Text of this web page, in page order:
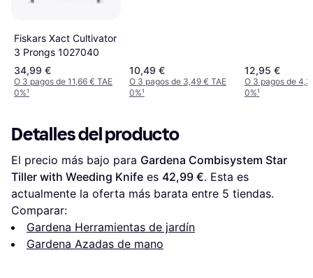
Fiskars Xact Cultivator
3 Prongs 1027040
34,99 €
O 3 pagos de 11,66 € TAE
0%¹
10,49 €
O 3 pagos de 3,49 € TAE
0%¹
12,95 €
O 3 pagos de
0%¹
Detalles del producto
El precio más bajo para Gardena Combisystem Star
Tiller with Weeding Knife es 42,99 €. Esta es
actualmente la oferta más barata entre 5 tiendas.
Comparar:
Gardena Herramientas de jardín
Gardena Azadas de mano